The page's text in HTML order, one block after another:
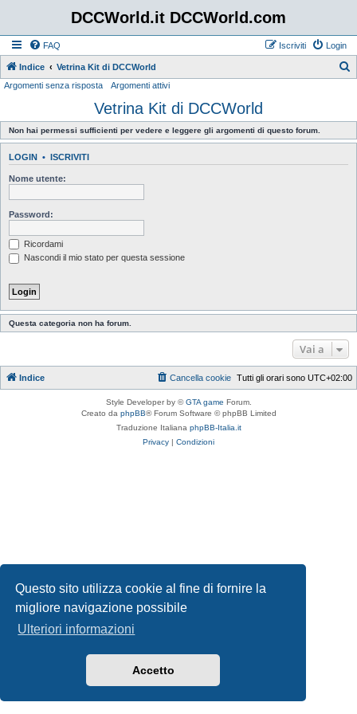
Questo sito utilizza cookie al fine di fornire la
migliore navigazione possibile
Ulteriori informazioni
Accetto
DCCWorld.it DCCWorld.com
FAQ Login
Iscriviti
Indice Vetrina Kit di DCCWorld
c
a
Argomenti senza risposta Argomenti attivi
Vetrina Kit di DCCWorld
Non hai permessi sufficienti per vedere e leggere gli argomenti di questo forum.
LOGIN • ISCRIVITI
Nome utente:
Password:
Ricordami
Nascondi il mio stato per questa sessione
Questa categoria non ha forum.
Vai a
Indice Tutti gli orari sono UTC+02:00
Cancella cookie
Style Developer by ©GTA game Forum.
Creato da phpBB® Forum Software © phpBB Limited
Traduzione Italiana phpBB-Italia.it
Privacy | Condizioni